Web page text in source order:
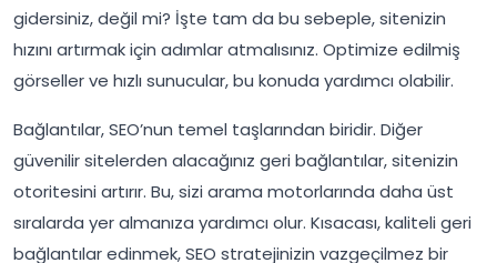
gidersiniz, değil mi? İşte tam da bu sebeple, sitenizin
hızını artırmak için adımlar atmalısınız. Optimize edilmiş
görseller ve hızlı sunucular, bu konuda yardımcı olabilir.
Bağlantılar, SEO’nun temel taşlarından biridir. Diğer
güvenilir sitelerden alacağınız geri bağlantılar, sitenizin
otoritesini artırır. Bu, sizi arama motorlarında daha üst
sıralarda yer almanıza yardımcı olur. Kısacası, kaliteli geri
bağlantılar edinmek, SEO stratejinizin vazgeçilmez bir